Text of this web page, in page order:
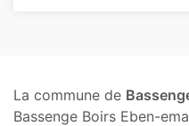
La commune de
Bassenge Boirs Eben-